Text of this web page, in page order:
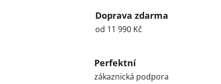
Doprava zdarma
od 11 990 Kč
Perfektní
zákaznická podpora